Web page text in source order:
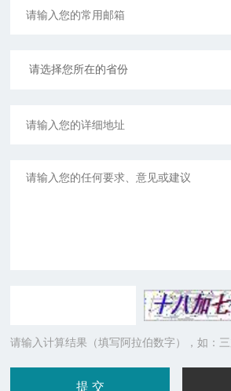
请输入计算结果（填写阿拉伯数字），如：